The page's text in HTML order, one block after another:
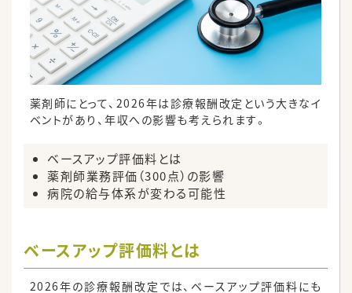
薬剤師にとって、2026年は診療報酬改定という大きなイ
ベントがあり、年収への影響も考えられます。
ベースアップ評価料とは
薬剤師業務評価（300点）の影響
病院の給与体系が変わる可能性
ベースアップ評価料とは
2026年の診療報酬改定では、ベースアップ評価料にも